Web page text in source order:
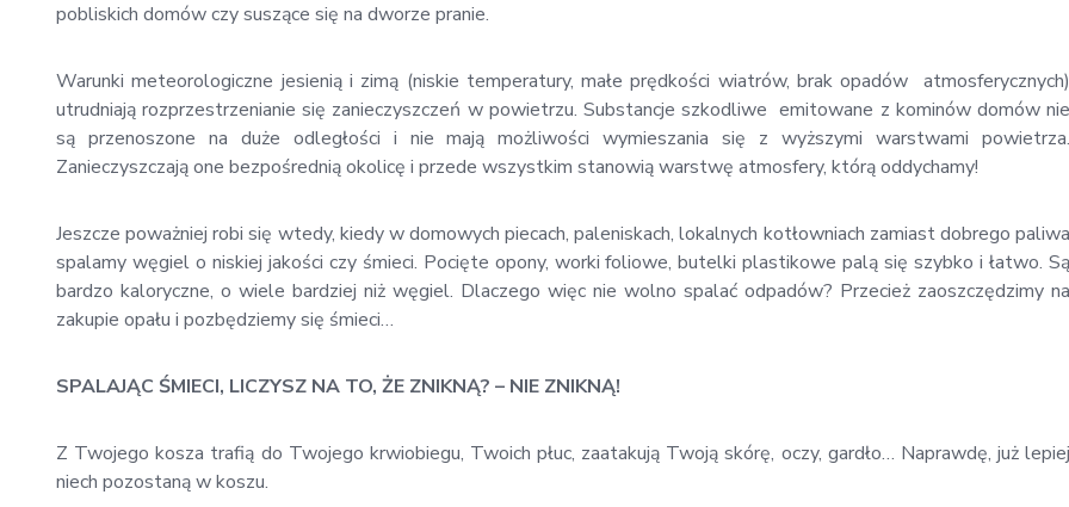
pobliskich domów czy suszące się na dworze pranie.
Warunki meteorologiczne jesienią i zimą (niskie temperatury, małe prędkości wiatrów, brak opadów atmosferycznych)
utrudniają rozprzestrzenianie się zanieczyszczeń w powietrzu. Substancje szkodliwe emitowane z kominów domów nie
są przenoszone na duże odległości i nie mają możliwości wymieszania się z wyższymi warstwami powietrza.
Zanieczyszczają one bezpośrednią okolicę i przede wszystkim stanowią warstwę atmosfery, którą oddychamy!
Jeszcze poważniej robi się wtedy, kiedy w domowych piecach, paleniskach, lokalnych kotłowniach zamiast dobrego paliwa
spalamy węgiel o niskiej jakości czy śmieci. Pocięte opony, worki foliowe, butelki plastikowe palą się szybko i łatwo. Są
bardzo kaloryczne, o wiele bardziej niż węgiel. Dlaczego więc nie wolno spalać odpadów? Przecież zaoszczędzimy na
zakupie opału i pozbędziemy się śmieci…
SPALAJĄC ŚMIECI, LICZYSZ NA TO, ŻE ZNIKNĄ? – NIE ZNIKNĄ!
Z Twojego kosza trafią do Twojego krwiobiegu, Twoich płuc, zaatakują Twoją skórę, oczy, gardło… Naprawdę, już lepiej
niech pozostaną w koszu.